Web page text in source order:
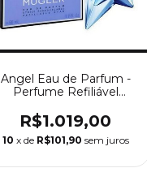
Angel Eau de Parfum -
Perfume Refiliável
R$1.019,00
10 x de R$101,90 sem juros